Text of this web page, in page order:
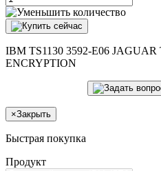
IBM TS1130 3592-E06
ENCRYPTION
×Закрыть
Быстрая покупка
Продукт